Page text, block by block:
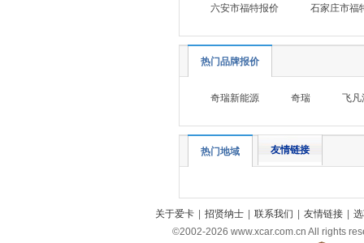
六安市福特报价
石家庄市福
热门品牌报价
奇瑞新能源 奇瑞 飞凡
热门地域 友情链接
关于爱卡 招贤纳士 联系我们 友情链接
©2002-2026 www.xcar.com.cn All rights